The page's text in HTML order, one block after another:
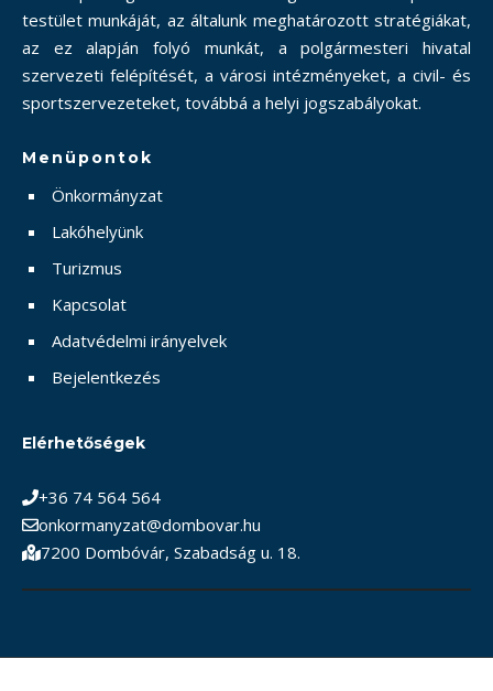
testület munkáját, az általunk meghatározott stratégiákat,
az ez alapján folyó munkát, a polgármesteri hivatal
szervezeti felépítését, a városi intézményeket, a civil- és
sportszervezeteket, továbbá a helyi jogszabályokat.
Menüpontok
Önkormányzat
Lakóhelyünk
Turizmus
Kapcsolat
Adatvédelmi irányelvek
Bejelentkezés
Elérhetőségek
+36 74 564 564
onkormanyzat@dombovar.hu
7200 Dombóvár, Szabadság u. 18.